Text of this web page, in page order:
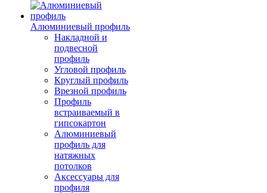
Алюминиевый профиль
Накладной и
подвесной
профиль
Угловой профиль
Круглый профиль
Врезной профиль
Профиль
встраиваемый в
гипсокартон
Алюминиевый
профиль для
натяжных
потолков
Аксессуары для
профиля